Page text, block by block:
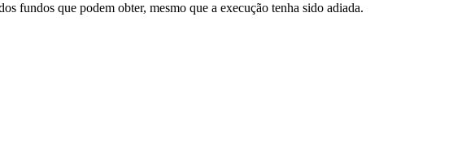
fundos que podem obter, mesmo que a execução tenha sido adiada.